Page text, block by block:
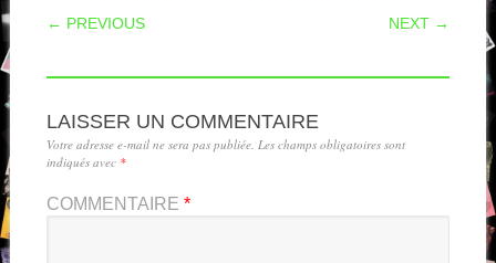
POST NAVIGATION
← PREVIOUS NEXT →
LAISSER UN COMMENTAIRE
Votre adresse e-mail ne sera pas publiée. Les champs obligatoires sont
indiqués avec *
COMMENTAIRE *